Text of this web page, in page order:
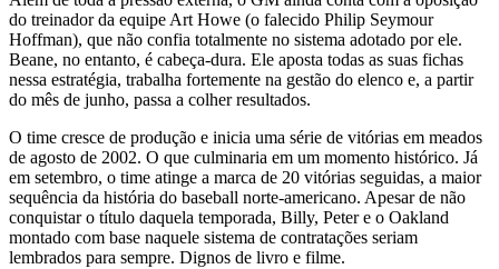
do treinador da equipe Art Howe (o falecido Philip Seymour
Hoffman), que não confia totalmente no sistema adotado por ele.
Beane, no entanto, é cabeça-dura. Ele aposta todas as suas fichas
nessa estratégia, trabalha fortemente na gestão do elenco e, a partir
do mês de junho, passa a colher resultados.
O time cresce de produção e inicia uma série de vitórias em meados
de agosto de 2002. O que culminaria em um momento histórico. Já
em setembro, o time atinge a marca de 20 vitórias seguidas, a maior
sequência da história do baseball norte-americano. Apesar de não
conquistar o título daquela temporada, Billy, Peter e o Oakland
montado com base naquele sistema de contratações seriam
lembrados para sempre. Dignos de livro e filme.